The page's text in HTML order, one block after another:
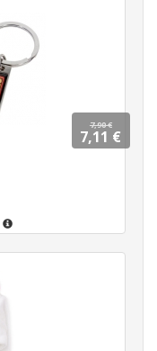
7,90 €
7,11 €